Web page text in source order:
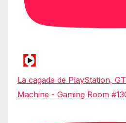
La cagada de PlayStation,
Machine - Gaming Room